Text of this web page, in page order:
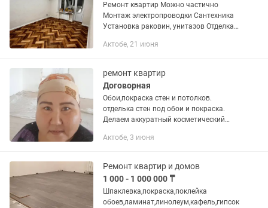
Ремонт квартир Можно частично
Монтаж электропроводки Сантехника
Установка раковин, унитазов Отделка ,
ламината , кафель Фартуки И многое
Актобе, 21 июня
ремонт квартир
Договорная
Обои,покраска стен и потолков.
отделька стен под обои и покраска.
Делаем аккуратный косметический
Актобе, 3 июня
Ремонт квартир и домов
1 000 - 1 000 000 ₸
Шпаклевка,покраска,поклейка
обоев,ламинат,линолеум,кафель,гипсок